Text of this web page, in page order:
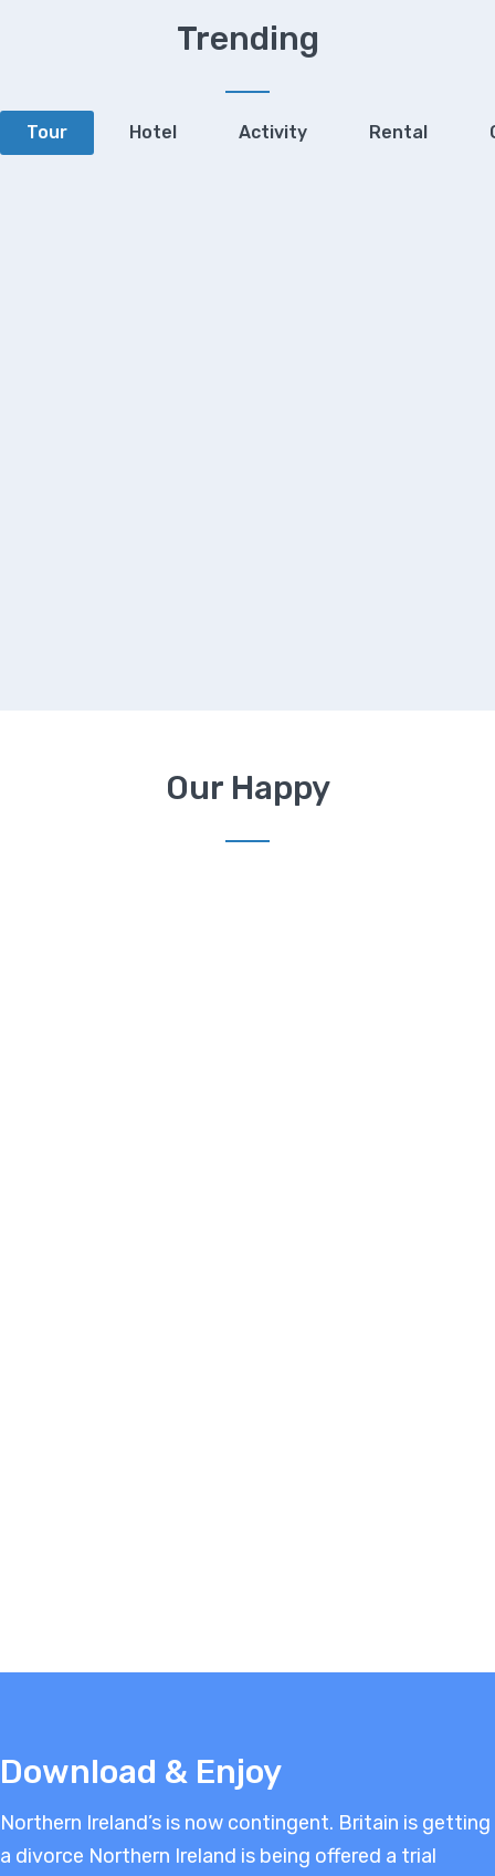
Trending
Tour Hotel Activity Rental
Our Happy
Download & Enjoy
Northern Ireland’s is now contingent. Britain is getting
a divorce Northern Ireland is being offered a trial